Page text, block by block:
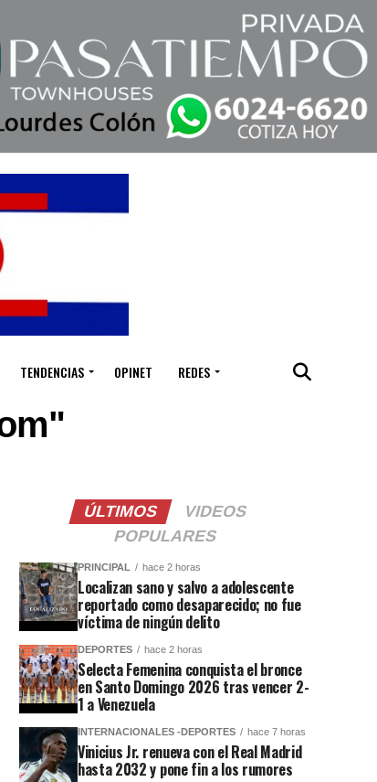
TENDENCIAS OPINET REDES
ÚLTIMOS
VIDEOS
POPULARES
PRINCIPAL hace 2 horas
Localizan sano y salvo a adolescente
reportado como desaparecido; no fue
víctima de ningún delito
DEPORTES hace 2 horas
Selecta Femenina conquista el bronce
en Santo Domingo 2026 tras vencer 2-
1 a Venezuela
INTERNACIONALES -DEPORTES hace 7 horas
Vinicius Jr. renueva con el Real Madrid
hasta 2032 y pone fin a los rumores